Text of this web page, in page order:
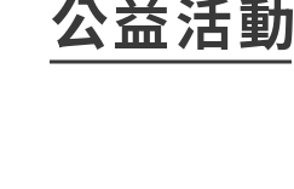
公益活動